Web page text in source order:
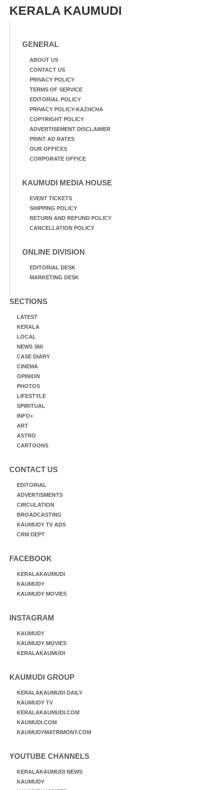
KERALA KAUMUDI
GENERAL
ABOUT US
CONTACT US
PRIVACY POLICY
TERMS OF SERVICE
EDITORIAL POLICY
PRIVACY POLICY-KAZHCHA
COPYRIGHT POLICY
ADVERTISEMENT DISCLAIMER
PRINT AD RATES
OUR OFFICES
CORPORATE OFFICE
KAUMUDI MEDIA HOUSE
EVENT TICKETS
SHIPPING POLICY
RETURN AND REFUND POLICY
CANCELLATION POLICY
ONLINE DIVISION
EDITORIAL DESK
MARKETING DESK
SECTIONS
LATEST
KERALA
LOCAL
NEWS 360
CASE DIARY
CINEMA
OPINION
PHOTOS
LIFESTYLE
SPIRITUAL
INFO+
ART
ASTRO
CARTOONS
CONTACT US
EDITORIAL
ADVERTISMENTS
CIRCULATION
BROADCASTING
KAUMUDY TV ADS
CRM DEPT
FACEBOOK
KERALAKAUMUDI
KAUMUDY
KAUMUDY MOVIES
INSTAGRAM
KAUMUDY
KAUMUDY MOVIES
KERALAKAUMUDI
KAUMUDI GROUP
KERALAKAUMUDI DAILY
KAUMUDY TV
KERALAKAUMUDI.COM
KAUMUDI.COM
KAUMUDYMATRIMONY.COM
YOUTUBE CHANNELS
KERALAKAUMUDI NEWS
KAUMUDY